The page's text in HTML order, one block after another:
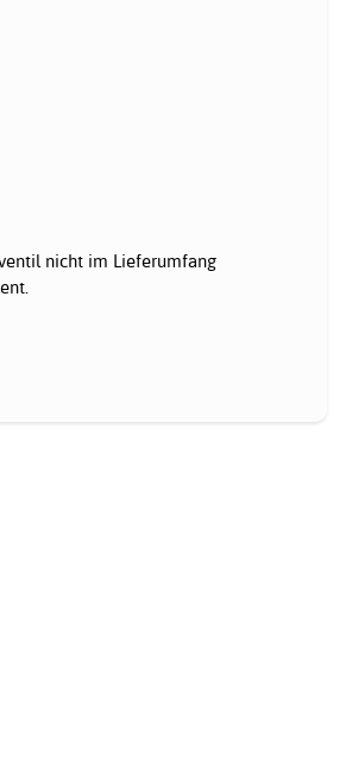
nicht im Lieferumfang